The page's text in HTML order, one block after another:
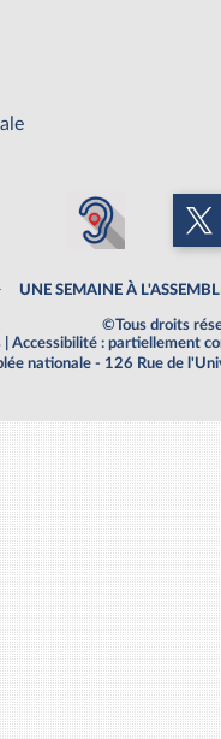
UNE SEMAINE À
©Tous droits
Accessibilité : partiellement
nationale - 126 Rue de